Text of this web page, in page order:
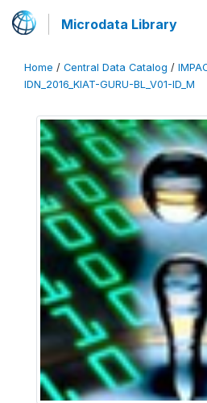
Microdata Library
Home / Central Data Catalog /
IDN_2016_KIAT-GURU-BL_V01-ID_M